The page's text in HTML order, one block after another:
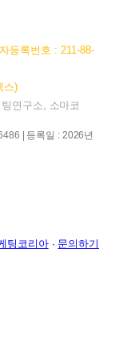
등록번호 : 211-88-
스)
연구소, 소마코
| 등록일 : 2026년
팅코리아· 문의하기